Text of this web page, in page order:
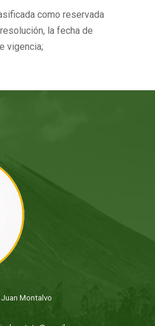
como reservada
la fecha de
vigencia;
Montalvo